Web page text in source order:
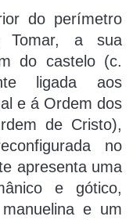
do perí­metro
Tomar, a sua
do castelo (c.
ligada aos
e á Ordem dos
de Cristo),
no
apresenta uma
e gótico,
e um